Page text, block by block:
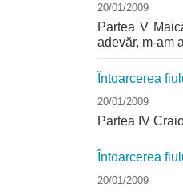
20/01/2009
Partea V
adevăr, m-am
Întoarcerea
20/01/2009
Partea IV
Întoarcerea
20/01/2009